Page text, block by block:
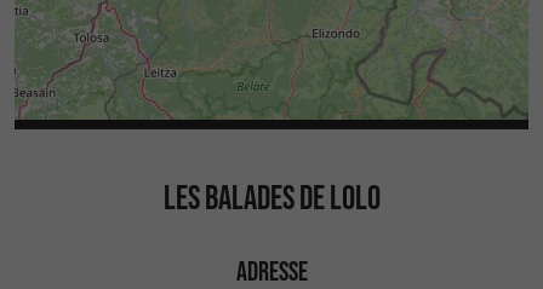
LES BALADES DE LOLO
ADRESSE